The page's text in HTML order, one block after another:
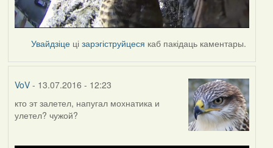
Увайдзіце цізарэгіструйцеся каб пакідаць каментары.
VoV- 13.07.2016 - 12:23
кто эт залетел, напугал мохнатика и
улетел? чужой?